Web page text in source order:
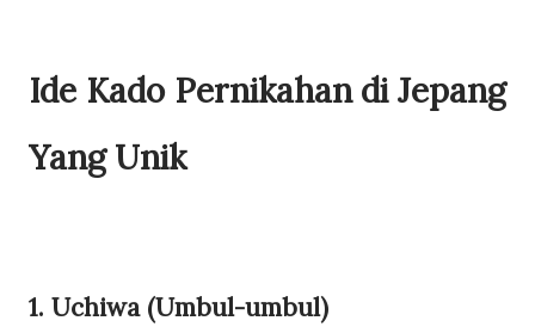
Ide Kado Pernikahan di Jepang
Yang Unik
1. Uchiwa (Umbul-umbul)